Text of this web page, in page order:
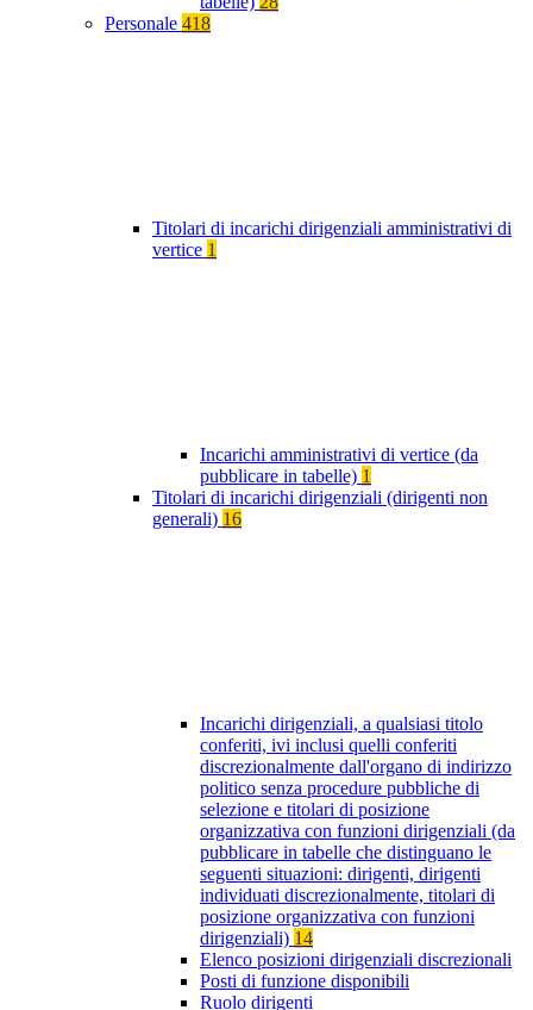
Personale 418
Titolari di incarichi dirigenziali amministrativi di
vertice 1
Incarichi amministrativi di vertice (da
pubblicare in tabelle) 1
Titolari di incarichi dirigenziali (dirigenti non
generali) 16
Incarichi dirigenziali, a qualsiasi titolo
conferiti, ivi inclusi quelli conferiti
discrezionalmente dall'organo di indirizzo
politico senza procedure pubbliche di
selezione e titolari di posizione
organizzativa con funzioni dirigenziali (da
pubblicare in tabelle che distinguano le
seguenti situazioni: dirigenti, dirigenti
individuati discrezionalmente, titolari di
posizione organizzativa con funzioni
dirigenziali) 14
Elenco posizioni dirigenziali discrezionali
Posti di funzione disponibili
Ruolo dirigenti